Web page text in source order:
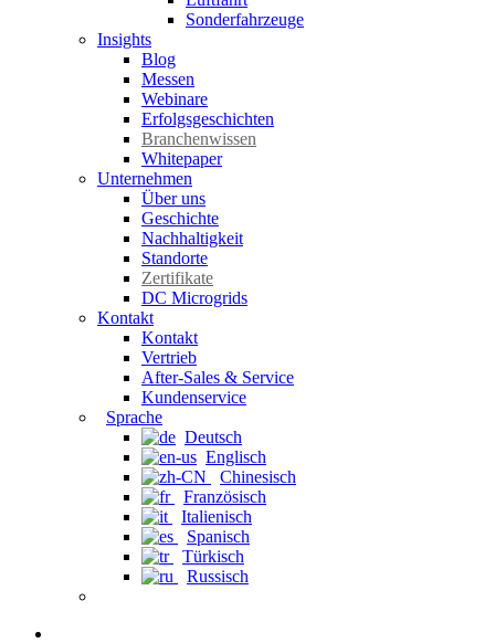
Sonderfahrzeuge
Insights
Blog
Messen
Webinare
Erfolgsgeschichten
Branchenwissen
Whitepaper
Unternehmen
Über uns
Geschichte
Nachhaltigkeit
Standorte
Zertifikate
DC Microgrids
Kontakt
Kontakt
Vertrieb
After-Sales & Service
Kundenservice
Sprache
Deutsch
Englisch
Chinesisch
Französisch
Italienisch
Spanisch
Türkisch
Russisch